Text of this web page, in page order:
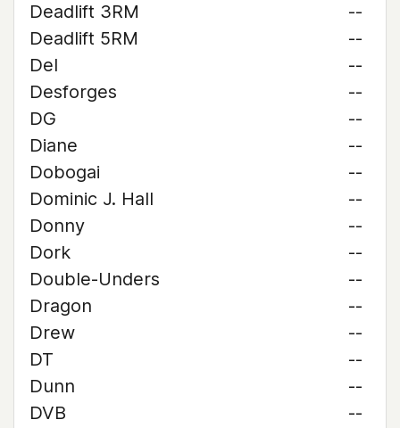
Deadlift 3RM
--
Deadlift 5RM
--
Del
--
Desforges
--
DG
--
Diane
--
Dobogai
--
Dominic J. Hall
--
Donny
--
Dork
--
Double-Unders
--
Dragon
--
Drew
--
DT
--
Dunn
--
DVB
--